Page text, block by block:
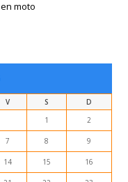
V S
D
1
2
7 8 9
14 15 16
21 22 23